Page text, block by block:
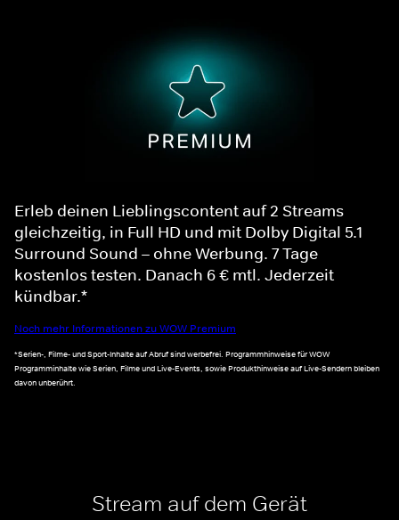
Erleb deinen Lieblingscontent auf 2 Streams
gleichzeitig, in Full HD und mit Dolby Digital 5.1
Surround Sound – ohne Werbung. 7 Tage
kostenlos testen. Danach 6 € mtl. Jederzeit
kündbar.*
Noch mehr Informationen zu WOW Premium
*Serien-, Filme- und Sport-Inhalte auf Abruf sind werbefrei. Programmhinweise für WOW
Programminhalte wie Serien, Filme und Live-Events, sowie Produkthinweise auf Live-Sendern bleiben
davon unberührt.
Stream auf dem Gerät